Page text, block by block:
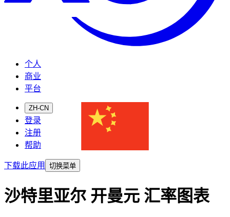
个人
商业
平台
ZH-CN
登录
注册
帮助
下载此应用
切换菜单
沙特里亚尔 开曼元 汇率图表